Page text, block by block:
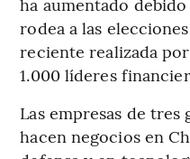
rodea a las
reciente realizada
1.000 líderes
Las empresas de
hacen negocios en